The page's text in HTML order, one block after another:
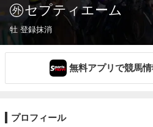
セプティエーム
牡 登録抹消
無料アプリで競馬
プロフィール